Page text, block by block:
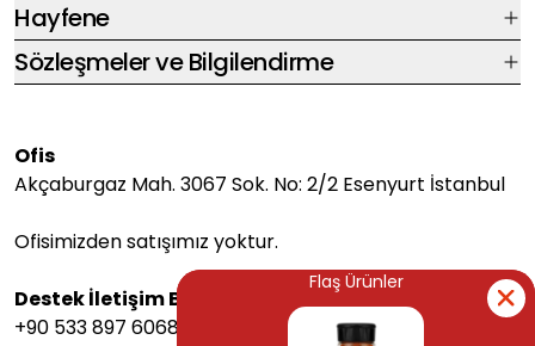
Hayfene
Sözleşmeler ve Bilgilendirme
Ofis
Akçaburgaz Mah. 3067 Sok. No: 2/2 Esenyurt İstanbul
Ofisimizden satışımız yoktur.
Destek İletişim Bilgileri
+90 533 897 6068
Flaş Ürünler
Flaş Ürünler